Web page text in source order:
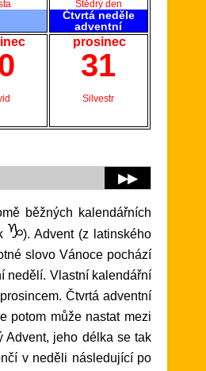
Čtvrtá neděle
adventní
Štědrý den
prosinec
31
Silvestr
▶▶
). Advent (z latinského
slovo Vánoce pochází
nedělí. Vlastní kalendářní
Čtvrtá adventní
potom může nastat mezi
Advent, jeho délka se tak
v neděli následující po